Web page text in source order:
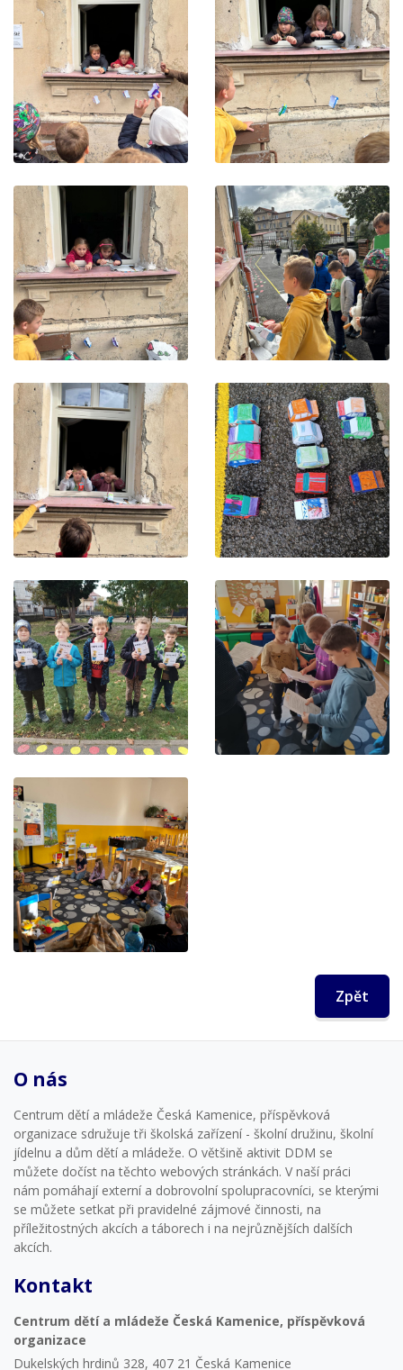
Zpět
O nás
Centrum dětí a mládeže Česká Kamenice, příspěvková
organizace sdružuje tři školská zařízení - školní družinu, školní
jídelnu a dům dětí a mládeže. O většině aktivit DDM se
můžete dočíst na těchto webových stránkách. V naší práci
nám pomáhají externí a dobrovolní spolupracovníci, se kterými
se můžete setkat při pravidelné zájmové činnosti, na
příležitostných akcích a táborech i na nejrůznějších dalších
akcích.
Kontakt
Centrum dětí a mládeže Česká Kamenice, příspěvková
organizace
Dukelských hrdinů 328, 407 21 Česká Kamenice